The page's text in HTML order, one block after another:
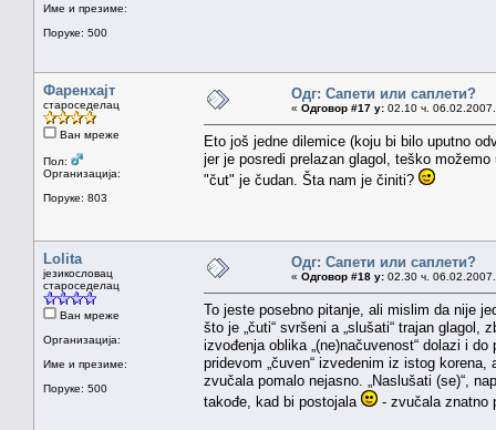
Име и презиме:
Поруке: 500
Фаренхајт
староседелац
Ван мреже
Пол:
Организација:
Поруке: 803
Одг: Сапети или саплети?
« Одговор #17 у: 02.10 ч.
Eto još jedne dilemice (koju bi bilo uputno
jer je posredi prelazan glagol, teško
"čut" je čudan. Šta nam je činiti?
Lolita
језикословац
староседелац
Ван мреже
Организација:
Име и презиме:
Поруке: 500
Одг: Сапети или саплети?
« Одговор #18 у: 02.30 ч.
To jeste posebno pitanje, ali mislim da nije
što je „čuti“ svršeni a „slušati“ trajan
izvođenja oblika „(ne)načuvenost“ dolazi i
pridevom „čuven“ izvedenim iz istog
zvučala pomalo nejasno. „Naslušati (se)“,
takođe, kad bi postojala
- zvučala znatno